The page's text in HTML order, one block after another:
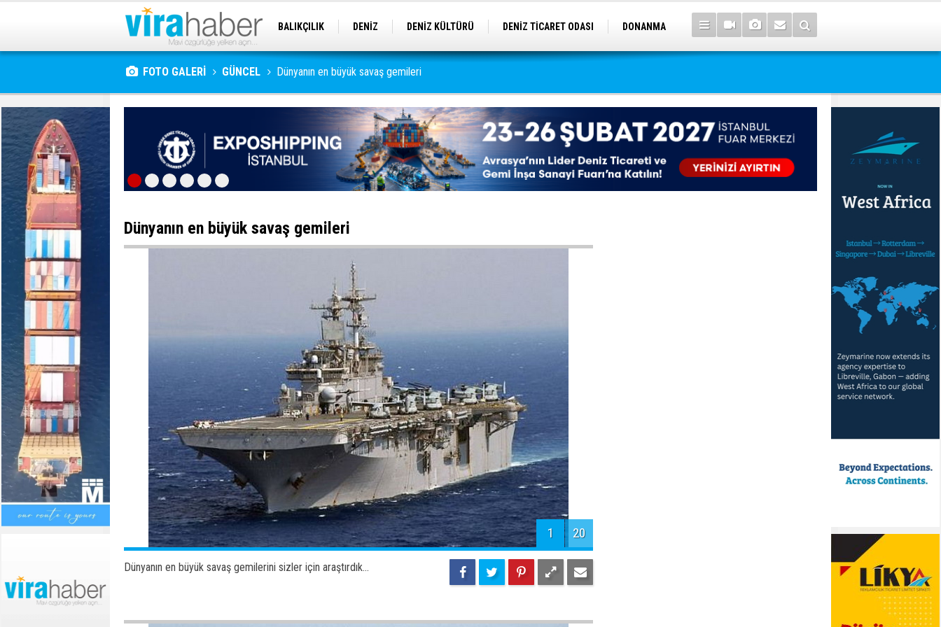
BALIKÇILIK DENİZ DENİZ KÜLTÜRÜ DENİZ TİCARET ODASI
DONANMA
FOTO GALERİ GÜNCEL Dünyanın en büyük savaş gemileri
Dünyanın en büyük savaş gemileri
1 20
Dünyanın en büyük savaş gemilerini sizler için araştırdık...